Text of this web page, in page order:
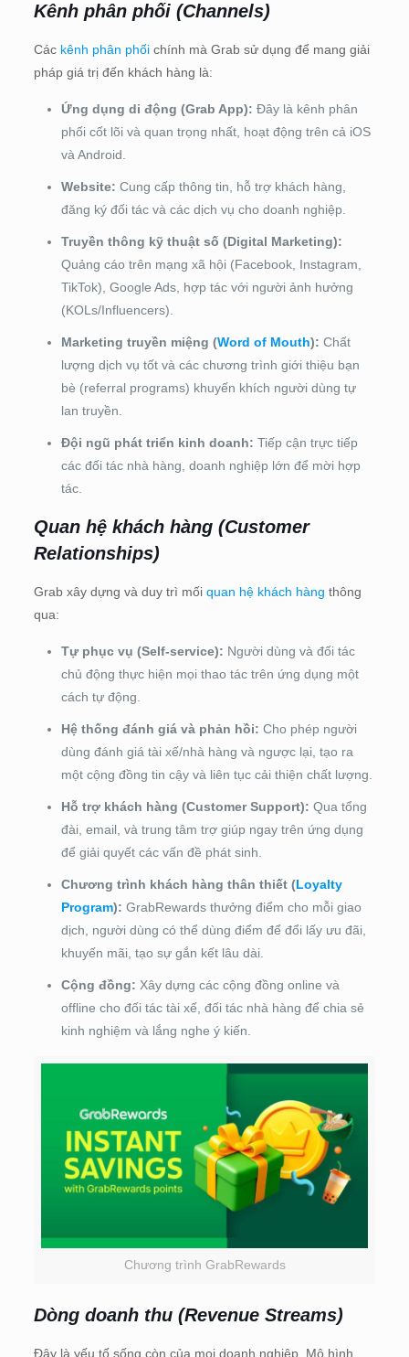
Kênh phân phối (Channels)
Các kênh phân phốichính mà Grab sử dụng để mang giải
pháp giá trị đến khách hàng là:
Ứng dụng di động (Grab App): Đây là kênh phân
phối cốt lõi và quan trọng nhất, hoạt động trên cả iOS
và Android.
Website: Cung cấp thông tin, hỗ trợ khách hàng,
đăng ký đối tác và các dịch vụ cho doanh nghiệp.
Truyền thông kỹ thuật số (Digital Marketing):
Quảng cáo trên mạng xã hội (Facebook, Instagram,
TikTok), Google Ads, hợp tác với người ảnh hưởng
(KOLs/Influencers).
Marketing truyền miệng (Word of Mouth): Chất
lượng dịch vụ tốt và các chương trình giới thiệu bạn
bè (referral programs) khuyến khích người dùng tự
lan truyền.
Đội ngũ phát triển kinh doanh: Tiếp cận trực tiếp
các đối tác nhà hàng, doanh nghiệp lớn để mời hợp
tác.
Quan hệ khách hàng (Customer
Relationships)
Grab xây dựng và duy trì mối quan hệ khách hàng thông
qua:
Tự phục vụ (Self-service): Người dùng và đối tác
chủ động thực hiện mọi thao tác trên ứng dụng một
cách tự động.
Hệ thống đánh giá và phản hồi: Cho phép người
dùng đánh giá tài xế/nhà hàng và ngược lại, tạo ra
một cộng đồng tin cậy và liên tục cải thiện chất lượng.
Hỗ trợ khách hàng (Customer Support): Qua tổng
đài, email, và trung tâm trợ giúp ngay trên ứng dụng
để giải quyết các vấn đề phát sinh.
Chương trình khách hàng thân thiết (Loyalty
Program): GrabRewards thưởng điểm cho mỗi giao
dịch, người dùng có thể dùng điểm để đổi lấy ưu đãi,
khuyến mãi, tạo sự gắn kết lâu dài.
Cộng đồng: Xây dựng các cộng đồng online và
offline cho đối tác tài xế, đối tác nhà hàng để chia sẻ
kinh nghiệm và lắng nghe ý kiến.
Chương trình GrabRewards
Dòng doanh thu (Revenue Streams)
Đây là yếu tố sống còn của mọi doanh nghiệp. Mô hình